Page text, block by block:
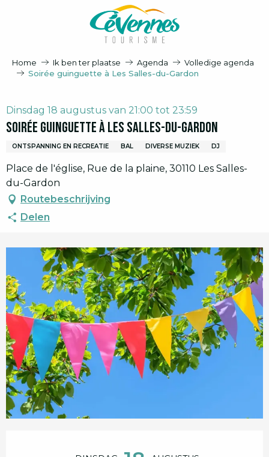
Home Ik ben ter plaatse Agenda
Volledige agenda
Soirée guinguette à Les Salles-du-Gardon
Dinsdag 18 augustus van 21:00 tot 23:59
Soirée guinguette à Les Salles-du-Gardon
ONTSPANNING EN RECREATIE BAL DIVERSE MUZIEK DJ
Place de l'église, Rue de la plaine, 30110 Les Salles-
du-Gardon
Routebeschrijving
Delen